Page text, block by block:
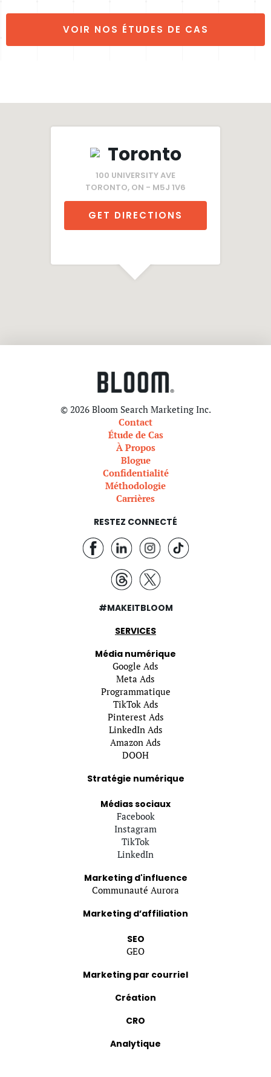
VOIR NOS ÉTUDES DE CAS
Toronto
100 UNIVERSITY AVE
TORONTO, ON - M5J 1V6
GET DIRECTIONS
© 2026 Bloom Search Marketing Inc.
Contact
Étude de Cas
À Propos
Blogue
Confidentialité
Méthodologie
Carrières
RESTEZ CONNECTÉ
#MAKEITBLOOM
SERVICES
Média numérique
Google Ads
Meta Ads
Programmatique
TikTok Ads
Pinterest Ads
LinkedIn Ads
Amazon Ads
DOOH
Stratégie numérique
Médias sociaux
Facebook
Instagram
TikTok
LinkedIn
Marketing d'influence
Communauté Aurora
Marketing d’affiliation
SEO
GEO
Marketing par courriel
Création
CRO
Analytique